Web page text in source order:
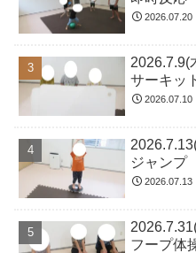
2026.07.20
サーキッ
2026.07.10
ジャンプ
2026.07.13
フープ体